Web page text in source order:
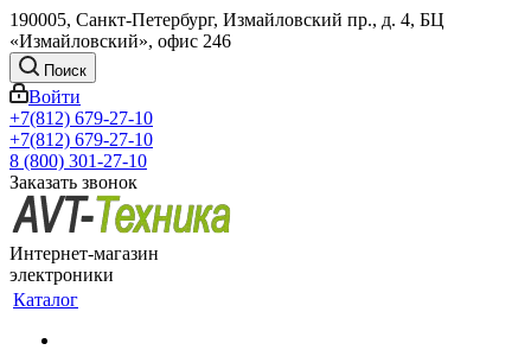
190005, Санкт-Петербург, Измайловский пр., д. 4, БЦ
«Измайловский», офис 246
Поиск
Войти
+7(812) 679-27-10
+7(812) 679-27-10
8 (800) 301-27-10
Заказать звонок
Интернет-магазин
электроники
Каталог